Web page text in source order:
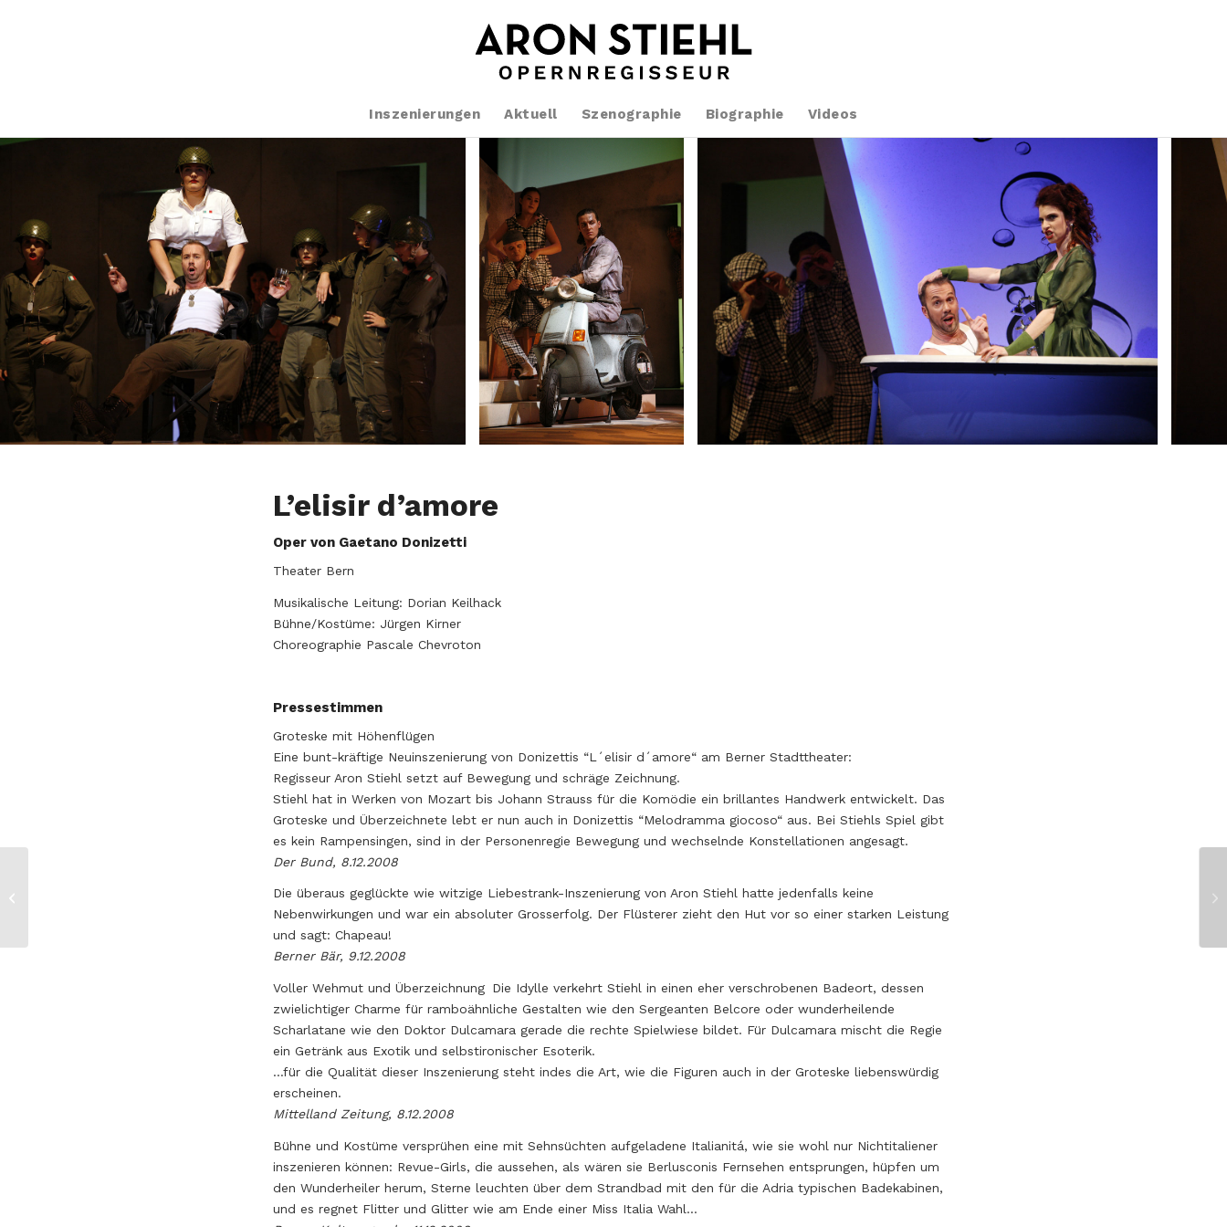
Inszenierungen Aktuell Szenographie Biographie Videos
L’elisir d’amore
Oper von Gaetano Donizetti
Theater Bern
Musikalische Leitung: Dorian Keilhack
Bühne/Kostüme: Jürgen Kirner
Choreographie Pascale Chevroton
Pressestimmen
Groteske mit Höhenflügen
Eine bunt-kräftige Neuinszenierung von Donizettis “L´elisir d´amore“ am Berner Stadttheater:
Regisseur Aron Stiehl setzt auf Bewegung und schräge Zeichnung.
Stiehl hat in Werken von Mozart bis Johann Strauss für die Komödie ein brillantes Handwerk entwickelt. Das
Groteske und Überzeichnete lebt er nun auch in Donizettis “Melodramma giocoso“ aus. Bei Stiehls Spiel gibt
es kein Rampensingen, sind in der Personenregie Bewegung und wechselnde Konstellationen angesagt.
Der Bund, 8.12.2008
Die überaus geglückte wie witzige Liebestrank-Inszenierung von Aron Stiehl hatte jedenfalls keine
Nebenwirkungen und war ein absoluter Grosserfolg. Der Flüsterer zieht den Hut vor so einer starken Leistung
und sagt: Chapeau!
Berner Bär, 9.12.2008
Voller Wehmut und Überzeichnung Die Idylle verkehrt Stiehl in einen eher verschrobenen Badeort, dessen
zwielichtiger Charme für ramboähnliche Gestalten wie den Sergeanten Belcore oder wunderheilende
Scharlatane wie den Doktor Dulcamara gerade die rechte Spielwiese bildet. Für Dulcamara mischt die Regie
ein Getränk aus Exotik und selbstironischer Esoterik.
…für die Qualität dieser Inszenierung steht indes die Art, wie die Figuren auch in der Groteske liebenswürdig
erscheinen.
Mittelland Zeitung, 8.12.2008
Bühne und Kostüme versprühen eine mit Sehnsüchten aufgeladene Italianitá, wie sie wohl nur Nichtitaliener
inszenieren können: Revue-Girls, die aussehen, als wären sie Berlusconis Fernsehen entsprungen, hüpfen um
den Wunderheiler herum, Sterne leuchten über dem Strandbad mit den für die Adria typischen Badekabinen,
und es regnet Flitter und Glitter wie am Ende einer Miss Italia Wahl…